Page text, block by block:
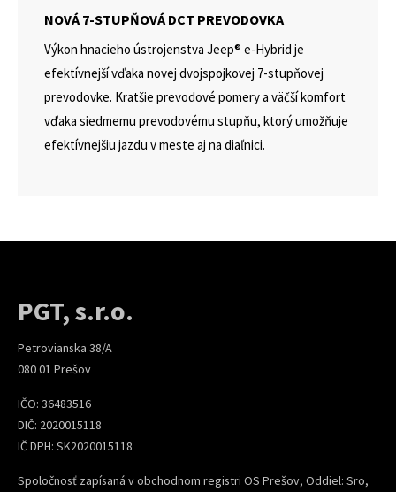
NOVÁ 7-STUPŇOVÁ DCT PREVODOVKA
Výkon hnacieho ústrojenstva Jeep® e-Hybrid je
efektívnejší vďaka novej dvojspojkovej 7-stupňovej
prevodovke. Kratšie prevodové pomery a väčší komfort
vďaka siedmemu prevodovému stupňu, ktorý umožňuje
efektívnejšiu jazdu v meste aj na diaľnici.
PGT, s.r.o.
Petrovianska 38/A
080 01 Prešov
IČO: 36483516
DIČ: 2020015118
IČ DPH: SK2020015118
Spoločnosť zapísaná v obchodnom registri OS Prešov, Oddiel: Sro,